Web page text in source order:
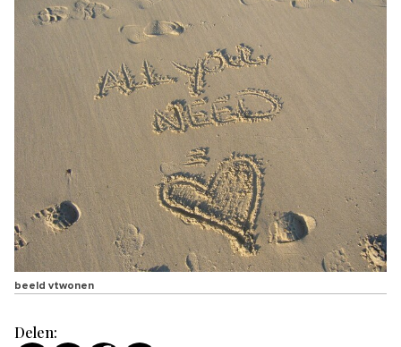
beeld vtwonen
Delen: